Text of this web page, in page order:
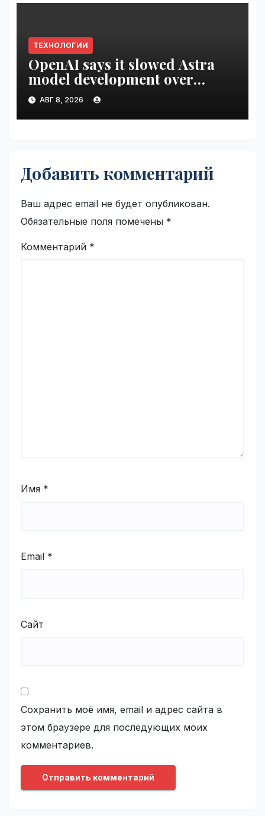
ТЕХНОЛОГИИ
OpenAI says it slowed Astra
model development over
security concerns | VseTime.ru
АВГ 8, 2026
Добавить комментарий
Ваш адрес email не будет опубликован.
Обязательные поля помечены *
Комментарий *
Имя *
Email *
Сайт
Сохранить моё имя, email и адрес сайта в
этом браузере для последующих моих
комментариев.